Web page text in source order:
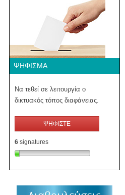
ΨΉΦΙΣΜΑ
Να τεθεί σε λειτουργία ο
δικτυακός τόπος διαφάνειας.
ΨΗΦΙΣΤΕ
6 signatures